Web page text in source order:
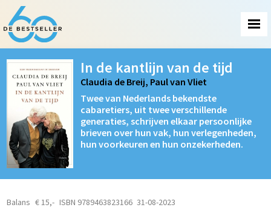
In de kantlijn van de tijd
Claudia de Breij, Paul van Vliet
Twee van Nederlands bekendste
cabaretiers, uit twee verschillende
generaties, schrijven elkaar persoonlijke
brieven over hun vak, hun verlegenheden,
hun voorkeuren en hun onzekerheden.
Balans € 15,- ISBN 9789463823166 31-08-2023